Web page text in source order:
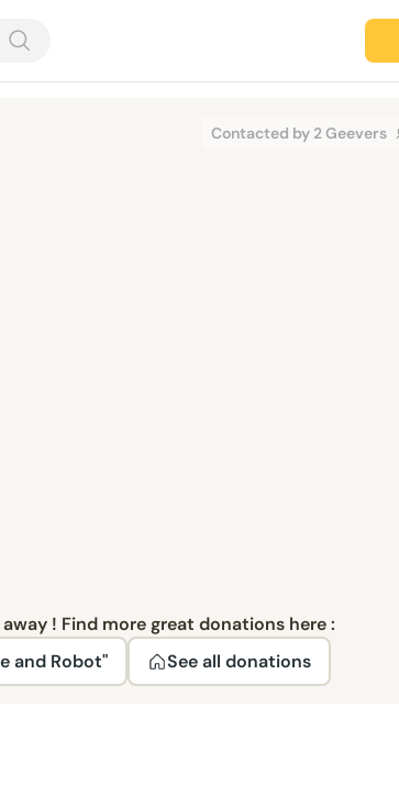
Contacted by 2 Geevers
! Find more great donations here :
and Robot"
See all donations